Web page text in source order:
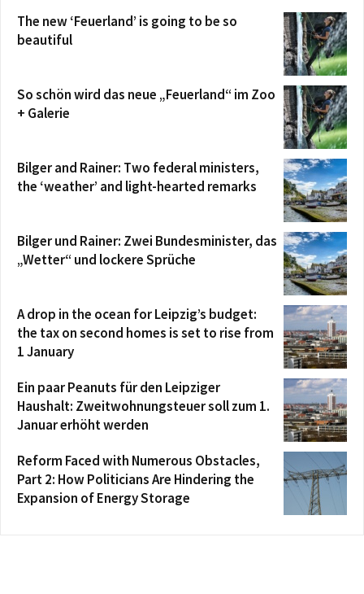
The new ‘Feuerland’ is going to be so
beautiful
So schön wird das neue „Feuerland“ im Zoo
+ Galerie
Bilger and Rainer: Two federal ministers,
the ‘weather’ and light-hearted remarks
Bilger und Rainer: Zwei Bundesminister, das
„Wetter“ und lockere Sprüche
A drop in the ocean for Leipzig’s budget:
the tax on second homes is set to rise from
1 January
Ein paar Peanuts für den Leipziger
Haushalt: Zweitwohnungsteuer soll zum 1.
Januar erhöht werden
Reform Faced with Numerous Obstacles,
Part 2: How Politicians Are Hindering the
Expansion of Energy Storage